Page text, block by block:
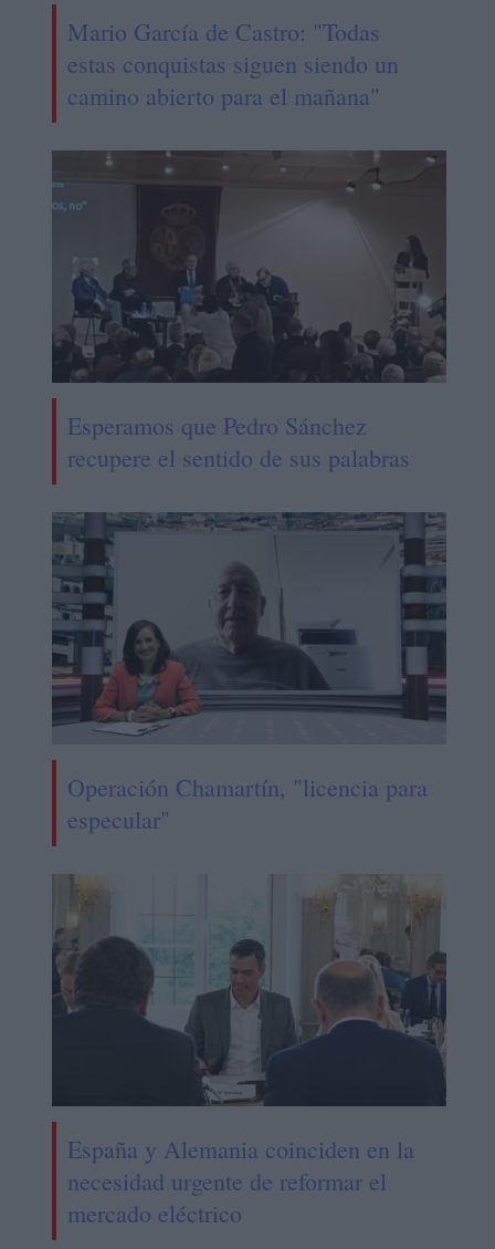
Mario García de Castro: "Todas
estas conquistas siguen siendo un
camino abierto para el mañana"
Esperamos que Pedro Sánchez
recupere el sentido de sus palabras
Operación Chamartín, "licencia para
especular"
España y Alemania coinciden en la
necesidad urgente de reformar el
mercado eléctrico